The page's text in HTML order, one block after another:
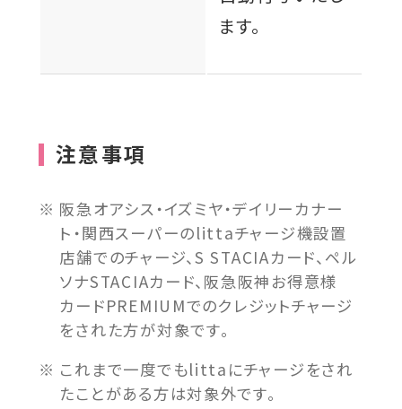
ます。
注意事項
阪急オアシス・イズミヤ・デイリーカナー
ト・関西スーパーのlittaチャージ機設置
店舗でのチャージ、S STACIAカード、ペル
ソナSTACIAカード、阪急阪神お得意様
カードPREMIUMでのクレジットチャージ
をされた方が対象です。
これまで一度でもlittaにチャージをされ
たことがある方は対象外です。